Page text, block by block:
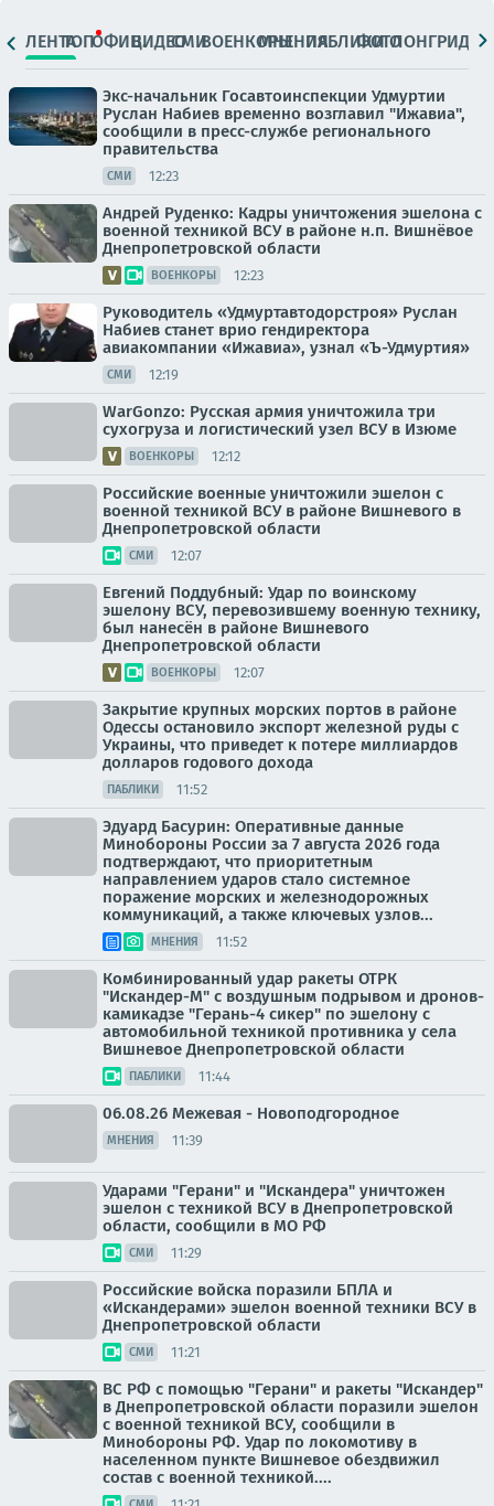
ЛЕНТАТОПОФИЦ.ВИДЕОСМИВОЕНКОРЫМНЕНИЯПАБЛИКИ
ФОТОЛОНГРИДЫ
Экс-начальник Госавтоинспекции Удмуртии
Руслан Набиев временно возглавил "Ижавиа",
сообщили в пресс-службе регионального
правительства
СМИ 12:23
Андрей Руденко: Кадры уничтожения эшелона с
военной техникой ВСУ в районе н.п. Вишнёвое
Днепропетровской области
ВОЕНКОРЫ 12:23
Руководитель «Удмуртавтодорстроя» Руслан
Набиев станет врио гендиректора
авиакомпании «Ижавиа», узнал «Ъ-Удмуртия»
СМИ 12:19
WarGonzo: Русская армия уничтожила три
сухогруза и логистический узел ВСУ в Изюме
ВОЕНКОРЫ 12:12
Российские военные уничтожили эшелон с
военной техникой ВСУ в районе Вишневого в
Днепропетровской области
СМИ 12:07
Евгений Поддубный: Удар по воинскому
эшелону ВСУ, перевозившему военную технику,
был нанесён в районе Вишневого
Днепропетровской области
ВОЕНКОРЫ 12:07
Закрытие крупных морских портов в районе
Одессы остановило экспорт железной руды с
Украины, что приведет к потере миллиардов
долларов годового дохода
ПАБЛИКИ 11:52
Эдуард Басурин: Оперативные данные
Минобороны России за 7 августа 2026 года
подтверждают, что приоритетным
направлением ударов стало системное
поражение морских и железнодорожных
коммуникаций, а также ключевых узлов...
МНЕНИЯ 11:52
Комбинированный удар ракеты ОТРК
"Искандер-М" с воздушным подрывом и дронов-
камикадзе "Герань-4 сикер" по эшелону с
автомобильной техникой противника у села
Вишневое Днепропетровской области
ПАБЛИКИ 11:44
06.08.26 Межевая - Новоподгородное
МНЕНИЯ 11:39
Ударами "Герани" и "Искандера" уничтожен
эшелон с техникой ВСУ в Днепропетровской
области, сообщили в МО РФ
СМИ 11:29
Российские войска поразили БПЛА и
«Искандерами» эшелон военной техники ВСУ в
Днепропетровской области
СМИ 11:21
ВС РФ с помощью "Герани" и ракеты "Искандер"
в Днепропетровской области поразили эшелон
с военной техникой ВСУ, сообщили в
Минобороны РФ. Удар по локомотиву в
населенном пункте Вишневое обездвижил
состав с военной техникой....